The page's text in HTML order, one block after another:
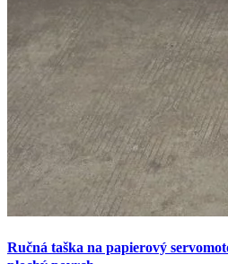
Ručná taška na papierový